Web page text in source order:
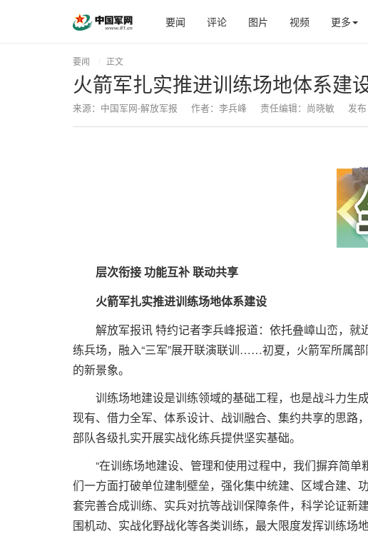
要闻 评论 图片 视频 更多
要闻 正文
火箭军扎实推进训练场地体系建
来源：中国军网-解放军报 作者：李兵峰 责任编辑：尚晓敏 发
层次衔接 功能互补 联动共享
火箭军扎实推进训练场地体系建设
解放军报讯 特约记者李兵峰报道：依托叠嶂山峦，
练兵场，融入“三军”展开联演联训……初夏，火箭军所属
的新景象。
训练场地建设是训练领域的基础工程，也是战斗力
现有、借力全军、体系设计、战训融合、集约共享的思路
部队各级扎实开展实战化练兵提供坚实基础。
“在训练场地建设、管理和使用过程中，我们摒弃简
们一方面打破单位建制壁垒，强化集中统建、区域合建、
套完善合成训练、实兵对抗等战训保障条件，科学论证新
围机动、实战化野战化等各类训练，最大限度发挥训练场